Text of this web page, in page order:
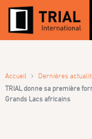
Accueil › Dernières
TRIAL donne sa première
Grands Lacs africains